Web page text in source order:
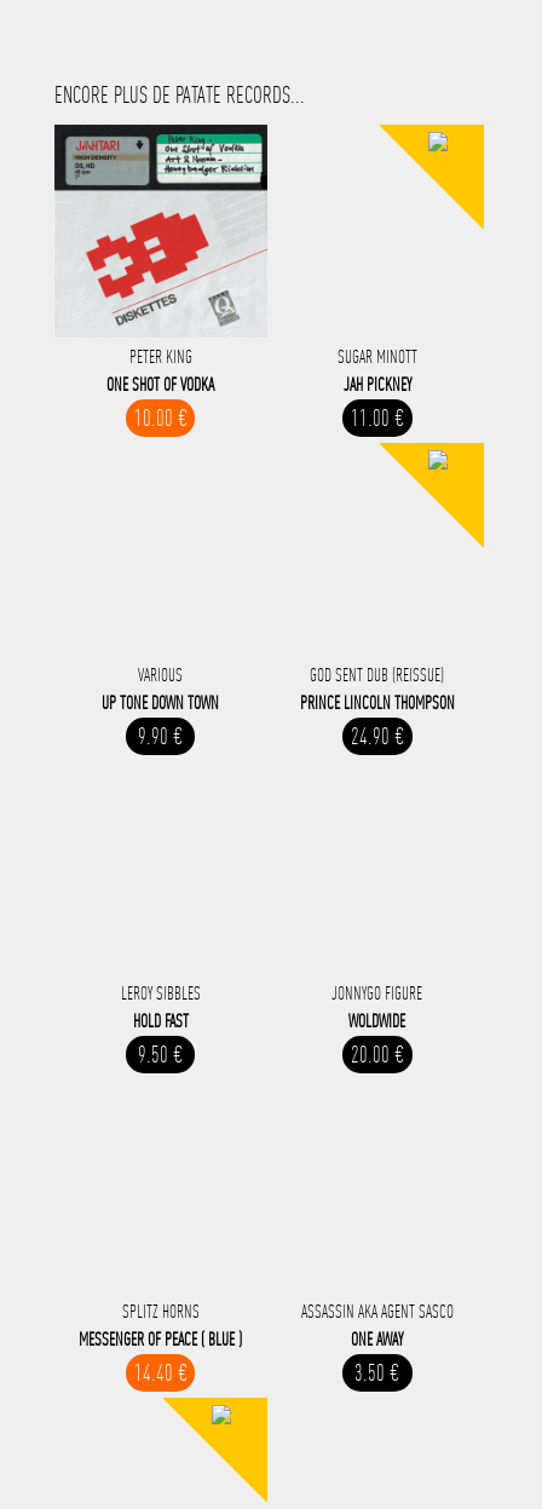
ENCORE PLUS DE PATATE RECORDS...
PETER KING
ONE SHOT OF VODKA
10.00 €
SUGAR MINOTT
JAH PICKNEY
11.00 €
VARIOUS
UP TONE DOWN TOWN
9.90 €
GOD SENT DUB (REISSUE)
PRINCE LINCOLN THOMPSON
24.90 €
LEROY SIBBLES
HOLD FAST
9.50 €
JONNYGO FIGURE
WOLDWIDE
20.00 €
SPLITZ HORNS
MESSENGER OF PEACE ( BLUE )
14.40 €
ASSASSIN AKA AGENT SASCO
ONE AWAY
3.50 €